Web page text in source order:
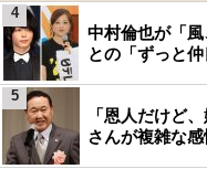
中村倫也が「
との「ずっと
4
「恩人だけど
さんが複雑な
5